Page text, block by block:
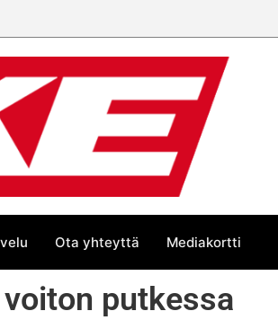
Ota yhteyttä Mediakortti
putkessa